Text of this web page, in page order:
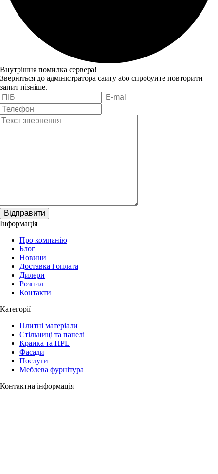
Внутрішня помилка сервера!
Зверніться до адміністратора сайту або спробуйте повторити
запит пізніше.
Відправити
Інформація
Про компанію
Блог
Новини
Доставка і оплата
Дилери
Розпил
Контакти
Категорії
Плитні матеріали
Стільниці та панелі
Крайка та HPL
Фасади
Послуги
Меблева фурнітура
Контактна інформація